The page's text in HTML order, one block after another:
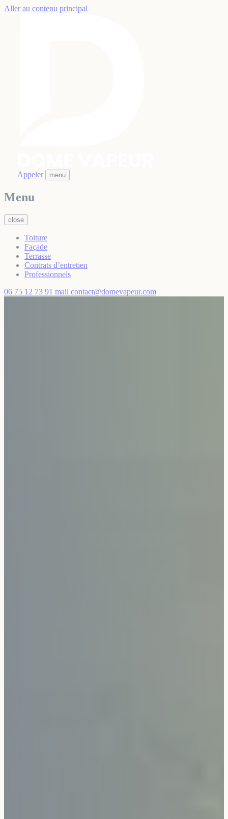
Aller au contenu principal
Appeler menu
Menu
close
Toiture
Façade
Terrasse
Contrats d’entretien
Professionnels
06 75 12 73 91 mail contact@domevapeur.com